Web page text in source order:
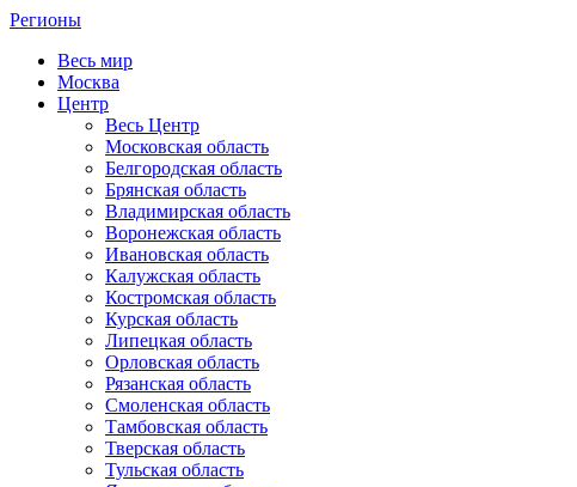
Регионы
Весь мир
Москва
Центр
Весь Центр
Московская область
Белгородская область
Брянская область
Владимирская область
Воронежская область
Ивановская область
Калужская область
Костромская область
Курская область
Липецкая область
Орловская область
Рязанская область
Смоленская область
Тамбовская область
Тверская область
Тульская область